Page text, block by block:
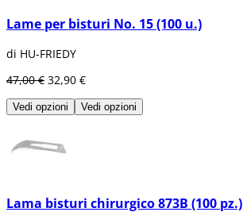
Lame per bisturi No. 15 (100 u.)
di HU-FRIEDY
47,00 € 32,90 €
Vedi opzioni Vedi opzioni
Lama bisturi chirurgico 873B (100 pz.)